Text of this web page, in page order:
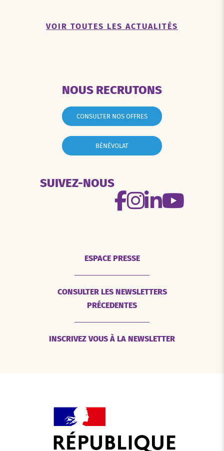
VOIR TOUTES LES ACTUALITÉS
NOUS RECRUTONS
CONSULTER NOS OFFRES
BÉNÉVOLAT
SUIVEZ-NOUS
ESPACE PRESSE
CONSULTER LES NEWSLETTERS
PRÉCEDENTES
INSCRIVEZ VOUS À LA NEWSLETTER